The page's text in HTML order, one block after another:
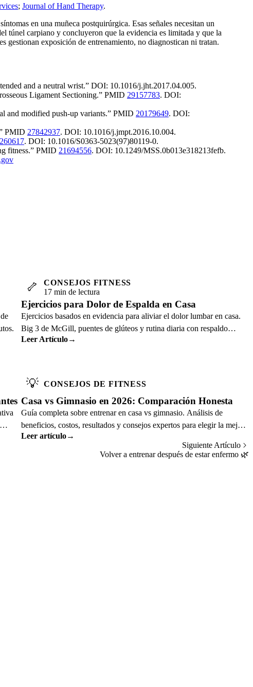
; Journal of Hand Therapy.
en una muñeca postquirúrgica. Esas señales necesitan un
túnel carpiano y concluyeron que la evidencia es limitada y que la
gestionan exposición de entrenamiento, no diagnostican ni tratan.
and a neutral wrist.” DOI: 10.1016/j.jht.2017.04.005.
Ligament Sectioning.” PMID 29157783. DOI:
and modified push-up variants.” PMID 20179649. DOI:
PMID 27842937. DOI: 10.1016/j.jmpt.2016.10.004.
. DOI: 10.1016/S0363-5023(97)80119-0.
fitness.” PMID 21694556. DOI: 10.1249/MSS.0b013e318213fefb.
🦴
CONSEJOS FITNESS
17 min de lectura
Ejercicios para Dolor de Espalda en Casa
Ejercicios basados en evidencia para aliviar el dolor lumbar en casa.
Big 3 de McGill, puentes de glúteos y rutina diaria con respaldo
científico.
Leer Artículo→
💡 CONSEJOS DE FITNESS
Casa vs Gimnasio en 2026: Comparación Honesta
Guía completa sobre entrenar en casa vs gimnasio. Análisis de
beneficios, costos, resultados y consejos expertos para elegir la mejor
opción para ti.
Leer artículo→
Siguiente Artículo
Volver a entrenar después de estar enfermo 🌿